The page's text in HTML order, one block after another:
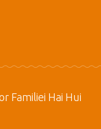
Familiei Hai Hui